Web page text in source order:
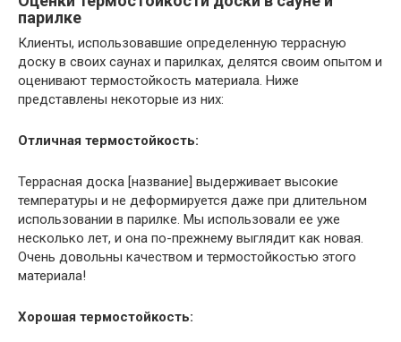
парилке
Клиенты, использовавшие определенную террасную
доску в своих саунах и парилках, делятся своим опытом и
оценивают термостойкость материала. Ниже
представлены некоторые из них:
Отличная термостойкость:
Террасная доска [название] выдерживает высокие
температуры и не деформируется даже при длительном
использовании в парилке. Мы использовали ее уже
несколько лет, и она по-прежнему выглядит как новая.
Очень довольны качеством и термостойкостью этого
материала!
Хорошая термостойкость: